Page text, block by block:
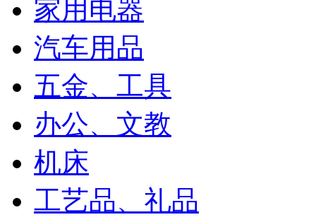
家用电器
汽车用品
五金、工具
办公、文教
机床
工艺品、礼品